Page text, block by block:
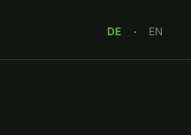
DE · EN